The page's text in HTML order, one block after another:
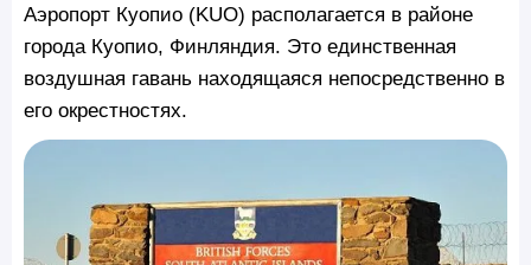
Аэропорт Куопио (KUO) располагается в районе
города Куопио, Финляндия. Это единственная
воздушная гавань находящаяся непосредственно в
его окрестностях.